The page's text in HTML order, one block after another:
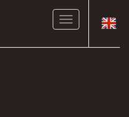
Toggle